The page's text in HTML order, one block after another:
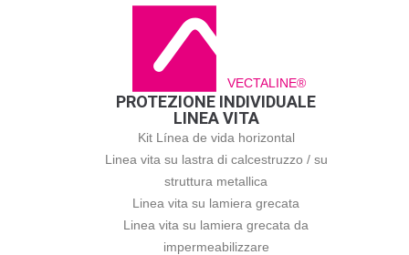
VECTALINE®
PROTEZIONE INDIVIDUALE
LINEA VITA
Kit Línea de vida horizontal
Linea vita su lastra di calcestruzzo / su
struttura metallica
Linea vita su lamiera grecata
Linea vita su lamiera grecata da
impermeabilizzare